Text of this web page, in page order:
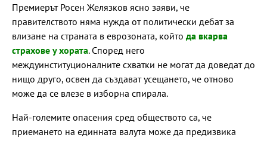
Премиерът Росен Желязков ясно заяви, че
правителството няма нужда от политически дебат за
влизане на страната в еврозоната, който да вкарва
страхове у хората. Според него
междуинституционалните схватки не могат да доведат до
нищо друго, освен да създават усещането, че отново
може да се влезе в изборна спирала.
Най-големите опасения сред обществото са, че
приемането на единната валута може да предизвика